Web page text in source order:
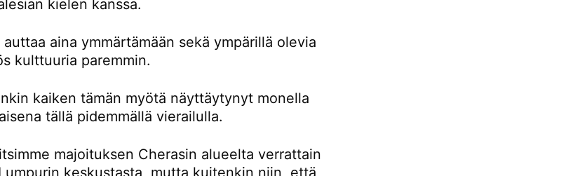
kielen kanssa.
aina ymmärtämään sekä ympärillä olevia
kulttuuria paremmin.
kaiken tämän myötä näyttäytynyt monella
tällä pidemmällä vierailulla.
majoituksen Cherasin alueelta verrattain
keskustasta, mutta kuitenkin niin, että